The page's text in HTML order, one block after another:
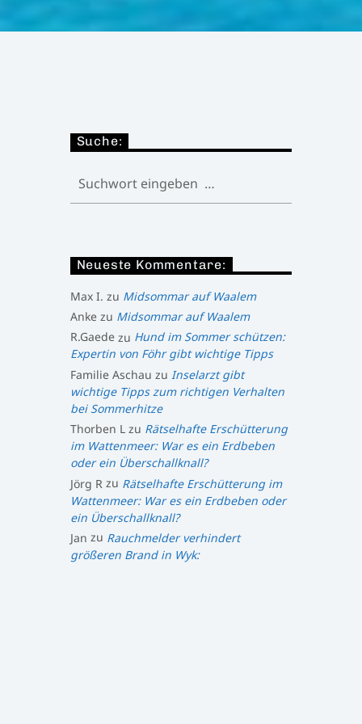
Suche:
Neueste Kommentare:
Max I. zu Midsommar auf Waalem
Ankezu Midsommar auf Waalem
R.Gaedezu Hund im Sommer schützen:
Expertin von Föhr gibt wichtige Tipps
Familie Aschau zu Inselarzt gibt
wichtige Tipps zum richtigen Verhalten
bei Sommerhitze
Thorben Lzu Rätselhafte Erschütterung
im Wattenmeer: War es ein Erdbeben
oder ein Überschallknall?
Jörg R zu Rätselhafte Erschütterung im
Wattenmeer: War es ein Erdbeben oder
ein Überschallknall?
Jan zu Rauchmelder verhindert
größeren Brand in Wyk: